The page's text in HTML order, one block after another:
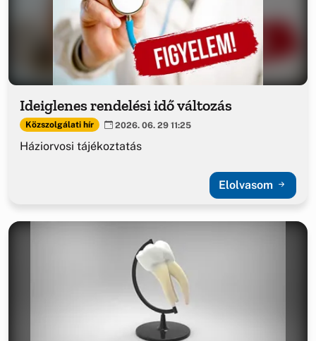
Ideiglenes rendelési idő változás
Közszolgálati hír 2026. 06. 29 11:25
Háziorvosi tájékoztatás
Elolvasom